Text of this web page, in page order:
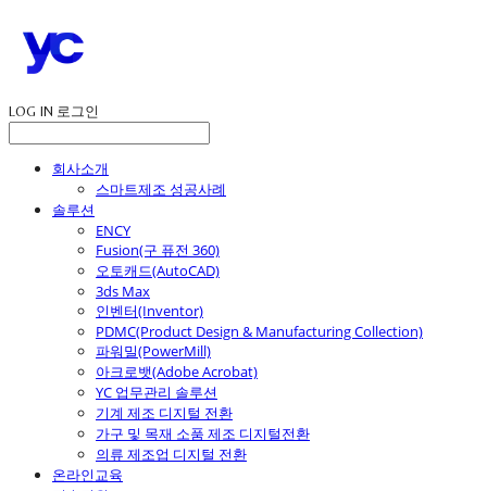
LOG IN 로그인
회사소개
스마트제조 성공사례
솔루션
ENCY
Fusion(구 퓨전 360)
오토캐드(AutoCAD)
3ds Max
인벤터(Inventor)
PDMC(Product Design & Manufacturing Collection)
파워밀(PowerMill)
아크로뱃(Adobe Acrobat)
YC 업무관리 솔루션
기계 제조 디지털 전환
가구 및 목재 소품 제조 디지털전환
의류 제조업 디지털 전환
온라인교육